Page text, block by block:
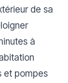
de sa
à
et pompes